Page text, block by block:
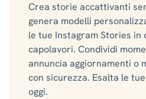
Crea storie accattivanti
genera modelli
le tue Instagram Stories in
capolavori. Condividi
annuncia aggiornamenti o
con sicurezza. Esalta le
oggi.